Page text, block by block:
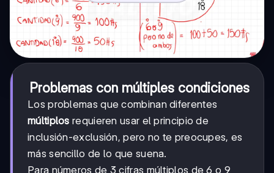
Problemas con múltiples condiciones
Los problemas que combinan diferentes
múltiplos requieren usar el principio de
inclusión-exclusión, pero no te preocupes, es
más sencillo de lo que suena.
Para números de 3 cifras múltiplos de 6 o 9